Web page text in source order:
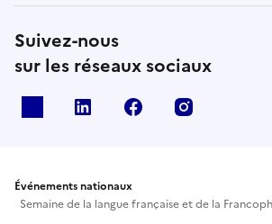
Suivez-nous
sur les réseaux sociaux
Linkedin Facebook
Événements nationaux
Semaine de la langue française et de la